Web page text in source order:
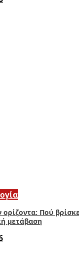
ορίζοντα: Πού
μετάβαση